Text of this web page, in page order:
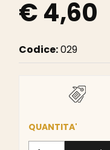
€ 4,60
Codice:029
QUANTITA'